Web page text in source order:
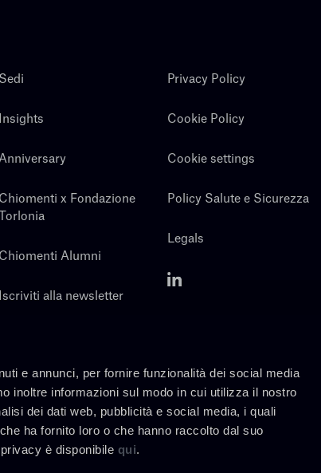
e annunci, per fornire funzionalità dei social media
inoltre informazioni sul modo in cui utilizza il nostro
dei dati web, pubblicità e social media, i quali
ha fornito loro o che hanno raccolto dal suo
è disponibile qui.
Sedi
Insights
Chiomenti x Fondazione
Torlonia
Chiomenti Alumni
Iscriviti alla newsletter
Privacy Policy
Cookie Policy
Cookie settings
Policy Salute e Sicurezza
Legals